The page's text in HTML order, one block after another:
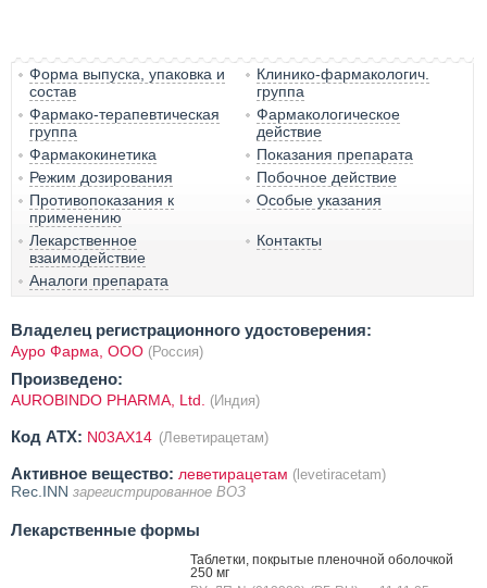
Форма выпуска, упаковка и
состав
Клинико-фармакологич.
группа
Фармако-терапевтическая
группа
Фармакологическое
действие
Фармакокинетика
Показания препарата
Режим дозирования
Побочное действие
Противопоказания к
применению
Особые указания
Лекарственное
взаимодействие
Контакты
Аналоги препарата
Владелец регистрационного удостоверения:
Ауро Фарма, ООО (Россия)
Произведено:
AUROBINDO PHARMA, Ltd. (Индия)
Код ATX: N03AX14 (Леветирацетам)
Активное вещество: леветирацетам (levetiracetam)
Rec.INN зарегистрированное ВОЗ
Лекарственные формы
Таблетки, покрытые пленочной оболочкой
250 мг